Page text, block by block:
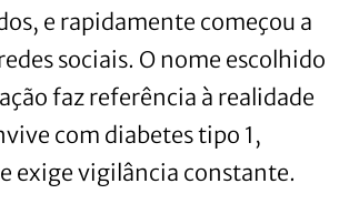
e rapidamente começou a
sociais. O nome escolhido
faz referência à realidade
com diabetes tipo 1,
exige vigilância constante.